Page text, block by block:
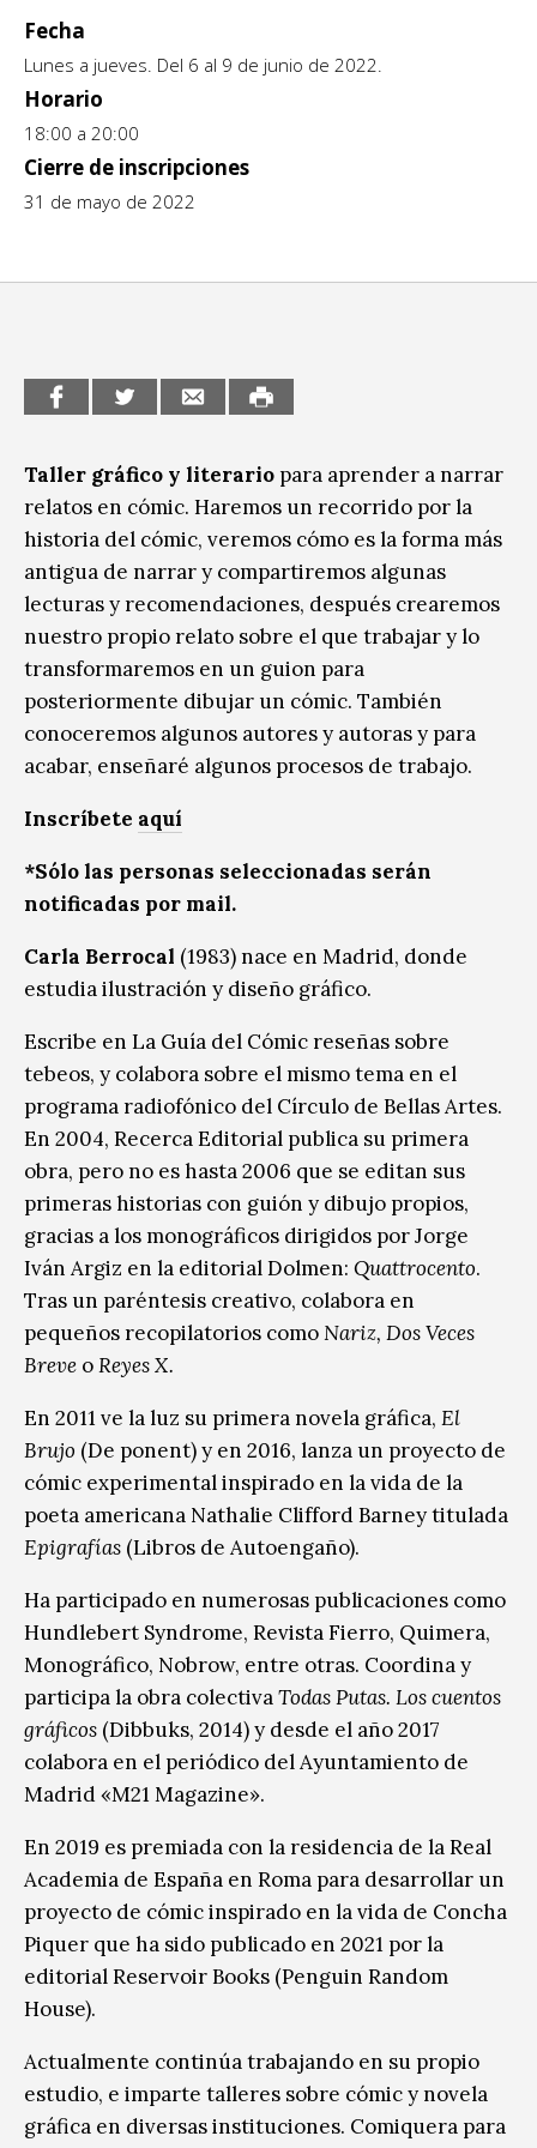
CCE en el interior/libros
Espacio itinerante de lectura infantil
Exposiciones
Formación
Género y Diversidad
Infantil y Juvenil
Sin categoría
Fecha
Lunes a jueves. Del 6 al 9 de junio de 2022.
Horario
18:00 a 20:00
Cierre de inscripciones
31 de mayo de 2022
Taller gráfico y literario para aprender a narrar
relatos en cómic. Haremos un recorrido por la
historia del cómic, veremos cómo es la forma más
antigua de narrar y compartiremos algunas
lecturas y recomendaciones, después crearemos
nuestro propio relato sobre el que trabajar y lo
transformaremos en un guion para
posteriormente dibujar un cómic. También
conoceremos algunos autores y autoras y para
acabar, enseñaré algunos procesos de trabajo.
Inscríbete aquí
*Sólo las personas seleccionadas serán
notificadas por mail.
Carla Berrocal (1983) nace en Madrid, donde
estudia ilustración y diseño gráfico.
Escribe en La Guía del Cómic reseñas sobre
tebeos, y colabora sobre el mismo tema en el
programa radiofónico del Círculo de Bellas Artes.
En 2004, Recerca Editorial publica su primera
obra, pero no es hasta 2006 que se editan sus
primeras historias con guión y dibujo propios,
gracias a los monográficos dirigidos por Jorge
Iván Argiz en la editorial Dolmen: Quattrocento.
Tras un paréntesis creativo, colabora en
pequeños recopilatorios comoNariz, Dos Veces
Breve oReyes X.
En 2011 ve la luz su primera novela gráfica, El
Brujo (De ponent) y en 2016, lanza un proyecto de
cómic experimental inspirado en la vida de la
poeta americana Nathalie Clifford Barney titulada
Epigrafías (Libros de Autoengaño).
Ha participado en numerosas publicaciones como
Hundlebert Syndrome, Revista Fierro, Quimera,
Monográfico, Nobrow, entre otras. Coordina y
participa la obra colectivaTodas Putas. Los cuentos
gráficos (Dibbuks, 2014) y desde el año 2017
colabora en el periódico del Ayuntamiento de
Madrid «M21 Magazine».
En 2019 es premiada con la residencia de la Real
Academia de España en Roma para desarrollar un
proyecto de cómic inspirado en la vida de Concha
Piquer que ha sido publicado en 2021 por la
editorial Reservoir Books (Penguin Random
House).
Actualmente continúa trabajando en su propio
estudio, e imparte talleres sobre cómic y novela
gráfica en diversas instituciones. Comiquera para